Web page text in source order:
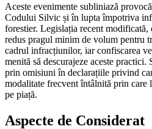
Aceste evenimente subliniază
Codului Silvic și în lupta împotriva
forestier. Legislația recent
redus pragul minim de volum pentru
cadrul infracțiunilor, iar confiscarea
menită să descurajeze aceste
prin omisiuni în declarațiile privind
modalitate frecvent întâlnită prin care
pe piață.
Aspecte de Considerat